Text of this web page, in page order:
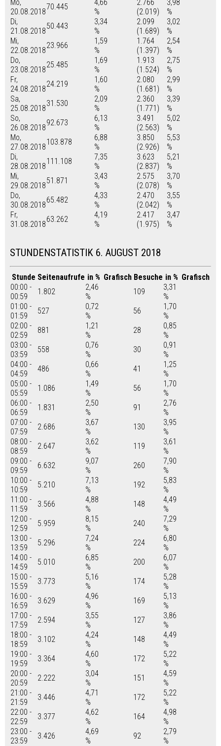
Mo,
20.08.2018
70.445
4,66
%
2.766
(2.019)
3,98
%
Di,
21.08.2018
50.443
3,34
%
2.099
(1.689)
3,02
%
Mi,
22.08.2018
23.966
1,59
%
1.764
(1.397)
2,54
%
Do,
23.08.2018
25.485
1,69
%
1.913
(1.524)
2,75
%
Fr,
24.08.2018
24.219
1,60
%
2.080
(1.681)
2,99
%
Sa,
25.08.2018
31.530
2,09
%
2.360
(1.771)
3,39
%
So,
26.08.2018
92.673
6,13
%
3.491
(2.563)
5,02
%
Mo,
27.08.2018
103.878
6,88
%
3.850
(2.926)
5,53
%
Di,
28.08.2018
111.108
7,35
%
3.623
(2.837)
5,21
%
Mi,
29.08.2018
51.871
3,43
%
2.575
(2.078)
3,70
%
Do,
30.08.2018
65.482
4,33
%
2.470
(2.042)
3,55
%
Fr,
31.08.2018
63.262
4,19
%
2.417
(1.975)
3,47
%
STUNDENSTATISTIK 6. AUGUST 2018
Stunde Seitenaufrufe in % Grafisch Besuche in % Grafisch
00:00 -
00:59
1.802
2,46
%
109
3,31
%
01:00 -
01:59
527
0,72
%
56
1,70
%
02:00 -
02:59
881
1,21
%
28
0,85
%
03:00 -
03:59
558
0,76
%
30
0,91
%
04:00 -
04:59
486
0,66
%
41
1,25
%
05:00 -
05:59
1.086
1,49
%
56
1,70
%
06:00 -
06:59
1.831
2,50
%
91
2,76
%
07:00 -
07:59
2.686
3,67
%
130
3,95
%
08:00 -
08:59
2.647
3,62
%
119
3,61
%
09:00 -
09:59
6.632
9,07
%
260
7,90
%
10:00 -
10:59
5.210
7,13
%
192
5,83
%
11:00 -
11:59
3.566
4,88
%
148
4,49
%
12:00 -
12:59
5.959
8,15
%
240
7,29
%
13:00 -
13:59
5.296
7,24
%
224
6,80
%
14:00 -
14:59
5.010
6,85
%
200
6,07
%
15:00 -
15:59
3.773
5,16
%
174
5,28
%
16:00 -
16:59
3.629
4,96
%
169
5,13
%
17:00 -
17:59
2.594
3,55
%
127
3,86
%
18:00 -
18:59
3.102
4,24
%
148
4,49
%
19:00 -
19:59
3.364
4,60
%
172
5,22
%
20:00 -
20:59
2.222
3,04
%
151
4,59
%
21:00 -
21:59
3.446
4,71
%
172
5,22
%
22:00 -
22:59
3.377
4,62
%
164
4,98
%
23:00 -
23:59
3.426
4,69
%
92
2,79
%